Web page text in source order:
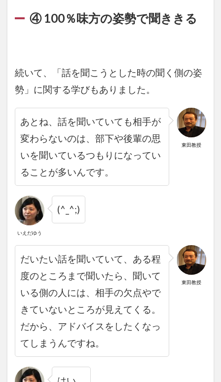
④ 100％味方の姿勢で聞ききる
続いて、「話を聞こうとした時の聞く側の姿
勢」に関する学びもありました。
東田教授
あとね、話を聞いていても相手が
変わらないのは、部下や後輩の思
いを聞いているつもりになってい
ることが多いんです。
いえだゆう
(^_^;)
東田教授
だいたい話を聞いていて、ある程
度のところまで聞いたら、聞いて
いる側の人には、相手の欠点やで
きていないところが見えてくる。
だから、アドバイスをしたくなっ
てしまうんですね。